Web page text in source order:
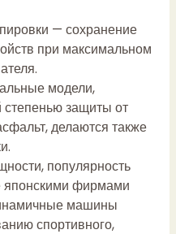
— сохранение
при максимальном
модели,
защиты от
делаются также
популярность
японскими фирмами
машины
спортивного,